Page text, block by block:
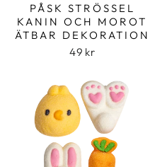
PÅSK STRÖSSEL
KANIN OCH MOROT
ÄTBAR DEKORATION
49 kr